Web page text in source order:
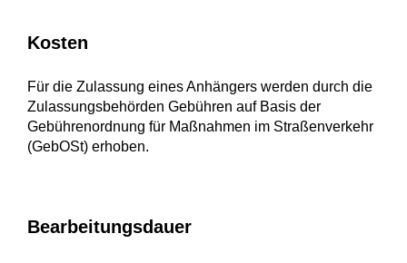
Kosten
Für die Zulassung eines Anhängers werden durch die
Zulassungsbehörden Gebühren auf Basis der
Gebührenordnung für Maßnahmen im Straßenverkehr
(GebOSt) erhoben.
Bearbeitungsdauer